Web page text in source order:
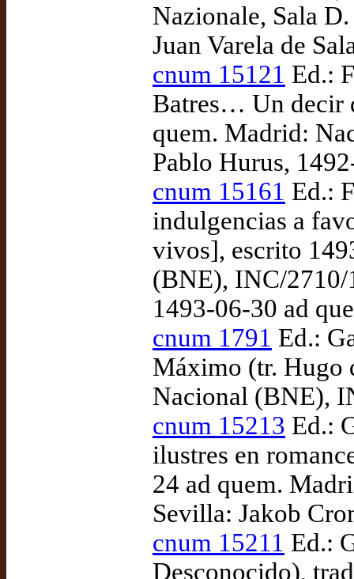
Nazionale, Sala
Juan Varela de
cnum 15121 Ed.:
Batres… Un decir
quem. Madrid:
Pablo Hurus,
cnum 15161 Ed.:
indulgencias a
vivos], escrito
(BNE), INC/
1493-06-30 ad
cnum 1791 Ed.:
Máximo (tr. Hugo
Nacional (BNE),
cnum 15213 Ed.:
ilustres en
24 ad quem.
Sevilla: Jakob
cnum 15211 Ed.:
Desconocido),